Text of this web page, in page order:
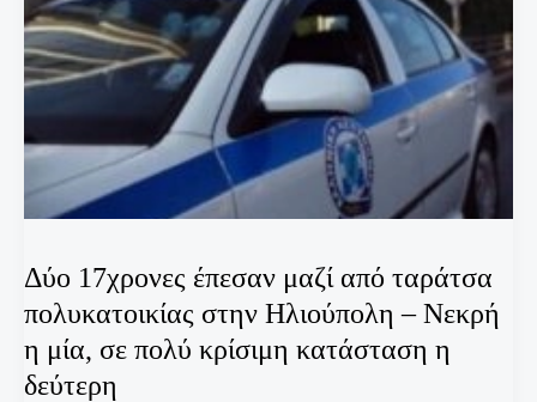
Δύο 17χρονες έπεσαν μαζί από ταράτσα
πολυκατοικίας στην Ηλιούπολη – Νεκρή
η μία, σε πολύ κρίσιμη κατάσταση η
δεύτερη